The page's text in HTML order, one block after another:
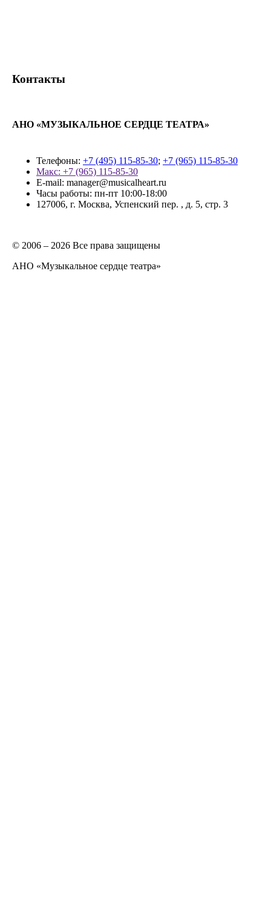
Контакты
АНО «МУЗЫКАЛЬНОЕ СЕРДЦЕ ТЕАТРА»
Телефоны: +7 (495) 115-85-30; +7 (965) 115-85-30
Макс: +7 (965) 115-85-30
E-mail: manager@musicalheart.ru
Часы работы: пн-пт 10:00-18:00
127006, г. Москва, Успенский пер. , д. 5, стр. 3
© 2006 – 2026 Все права защищены
АНО «Музыкальное сердце театра»